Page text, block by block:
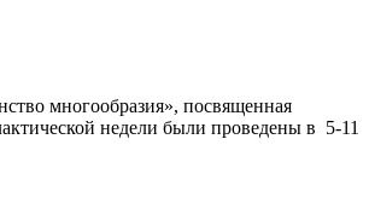
многообразия», посвященная
недели были проведены в 5-11